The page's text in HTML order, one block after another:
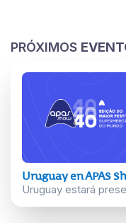
PRÓXIMOS
Uruguay en APAS
Uruguay estará